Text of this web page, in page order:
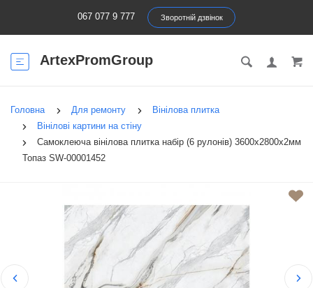
067 077 9 777 Зворотній дзвінок
ArtexPromGroup
Головна Для ремонту
Вінілова плитка
Вінілові картини на стіну
Самоклеюча вінілова плитка набір (6 рулонів) 3600х2800х2мм
Топаз SW-00001452